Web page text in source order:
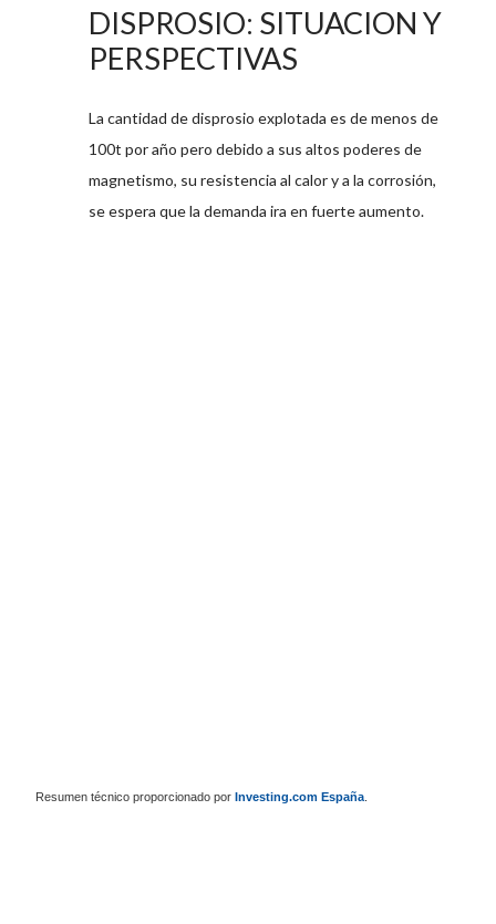
DISPROSIO: SITUACION Y
PERSPECTIVAS
La cantidad de disprosio explotada es de menos de
100t por año pero debido a sus altos poderes de
magnetismo, su resistencia al calor y a la corrosión,
se espera que la demanda ira en fuerte aumento.
Resumen técnico proporcionado por Investing.com España